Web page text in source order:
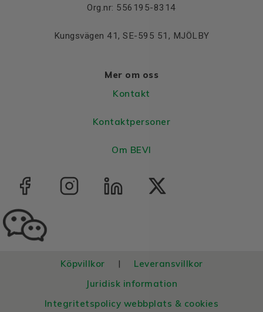
Org.nr: 556195-8314
Kungsvägen 41, SE-595 51, MJÖLBY
Mer om oss
Kontakt
Kontaktpersoner
Om BEVI
Köpvillkor | Leveransvillkor
Juridisk information
Integritetspolicy webbplats & cookies